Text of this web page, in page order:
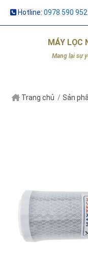
Hotline: 0978 590 952
MÁY LỌC
Mang lại sự
Trang chủ Sản